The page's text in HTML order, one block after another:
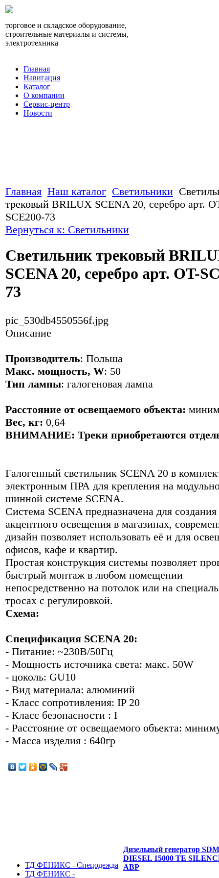
торговое и складское оборудование,
строительные материалы и системы,
электротехника
Главная
Навигация
Каталог
О компании
Сервис-центр
Новости
Главная Наш каталог Светильники
трековый BRILUX SCENA 20, серебро арт.
SCE200-73
Вернуться к: Светильники
Светильник трековый
SCENA 20, серебро арт. OT-
73
pic_530db4550556f.jpg
Описание
Производитель: Польша
Макс. мощность, W: 50
Тип лампы: галогеновая лампа
Расстояние от освещаемого объекта:
Вес, кг: 0,64
ВНИМАНИЕ: Треки приобретаются
Галогенный светильник SCENA 20 в
электронным ПРА для крепления на
шинной системе SCENA.
Система SCENA предназначена для создания
акцентного освещения в магазинах,
дизайн позволяет использовать её и для
офисов, кафе и квартир.
Простая конструкция системы позволяет
быстрый монтаж в любом помещении
непосредственно на потолок или на
тросах с регулировкой.
Схема:
Спецификация SCENA 20:
- Питание: ~230В/50Гц
- Мощность источника света: макс. 50W
- цоколь: GU10
- Вид материала: алюминий
- Класс сопротивления: IP 20
- Класс безопасности : I
- Расстояние от освещаемого объекта:
- Масса изделия : 640гр
ТД ФЕНИКС - Спецодежда
ТД ФЕНИКС -
Дизельный генератор
DIESEL 15000 TE
АВР